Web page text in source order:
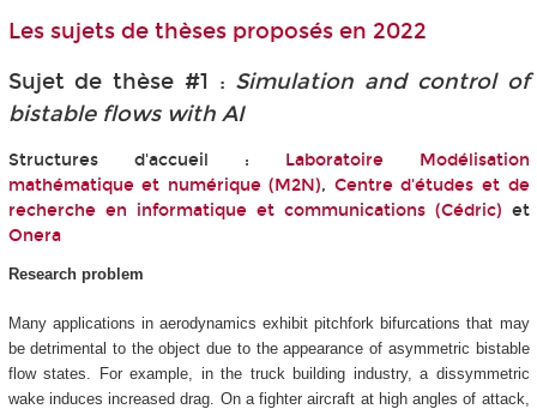
Les sujets de thèses proposés en 2022
Sujet de thèse #1 : Simulation and control of
bistable flows with AI
Structures d'accueil : Laboratoire Modélisation
mathématique et numérique (M2N), Centre d'études et de
recherche en informatique et communications (Cédric) et
Onera
Research problem
Many applications in aerodynamics exhibit pitchfork bifurcations that may
be detrimental to the object due to the appearance of asymmetric bistable
flow states. For example, in the truck building industry, a dissymmetric
wake induces increased drag. On a fighter aircraft at high angles of attack,